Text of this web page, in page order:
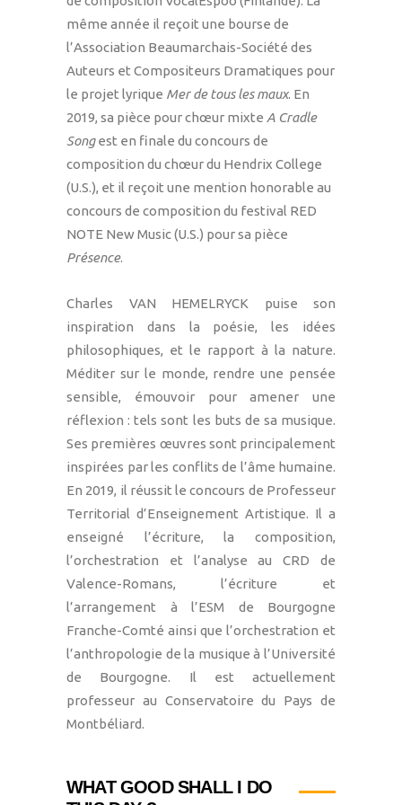
même année il reçoit une bourse de
l’Association Beaumarchais-Société des
Auteurs et Compositeurs Dramatiques pour
le projet lyrique Mer de tous les maux. En
2019, sa pièce pour chœur mixte A Cradle
Songest en finale du concours de
composition du chœur du Hendrix College
(U.S.), et il reçoit une mention honorable au
concours de composition du festival RED
NOTE New Music (U.S.) pour sa pièce
Présence.
Charles VAN HEMELRYCK puise son
inspiration dans la poésie, les idées
philosophiques, et le rapport à la nature.
Méditer sur le monde, rendre une pensée
sensible, émouvoir pour amener une
réflexion : tels sont les buts de sa musique.
Ses premières œuvres sont principalement
inspirées par les conflits de l’âme humaine.
En 2019, il réussit le concours de Professeur
Territorial d’Enseignement Artistique. Il a
enseigné l’écriture, la composition,
l’orchestration et l’analyse au CRD de
Valence-Romans, l’écriture et
l’arrangement à l’ESM de Bourgogne
Franche-Comté ainsi que l’orchestration et
l’anthropologie de la musique à l’Université
de Bourgogne. Il est actuellement
professeur au Conservatoire du Pays de
Montbéliard.
WHAT GOOD SHALL I DO